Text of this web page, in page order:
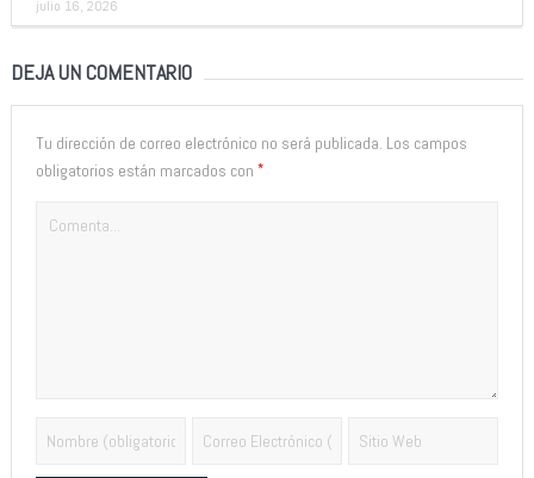
julio 16, 2026
DEJA UN COMENTARIO
Tu dirección de correo electrónico no será publicada. Los campos
obligatorios están marcados con *